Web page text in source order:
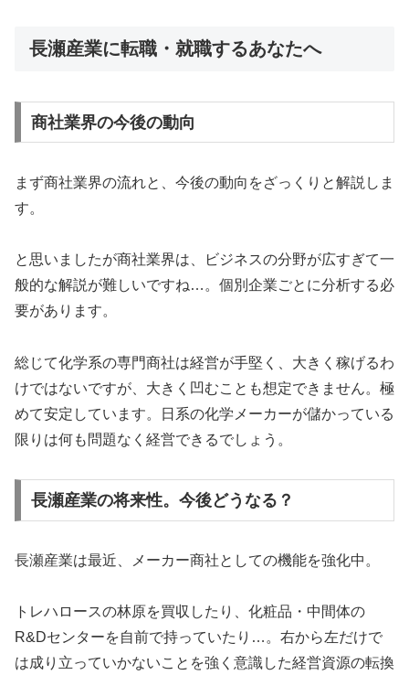
長瀬産業に転職・就職するあなたへ
商社業界の今後の動向
まず商社業界の流れと、今後の動向をざっくりと解説しま
す。
と思いましたが商社業界は、ビジネスの分野が広すぎて一
般的な解説が難しいですね…。個別企業ごとに分析する必
要があります。
総じて化学系の専門商社は経営が手堅く、大きく稼げるわ
けではないですが、大きく凹むことも想定できません。極
めて安定しています。日系の化学メーカーが儲かっている
限りは何も問題なく経営できるでしょう。
長瀬産業の将来性。今後どうなる？
長瀬産業は最近、メーカー商社としての機能を強化中。
トレハロースの林原を買収したり、化粧品・中間体の
R&Dセンターを自前で持っていたり…。右から左だけで
は成り立っていかないことを強く意識した経営資源の転換